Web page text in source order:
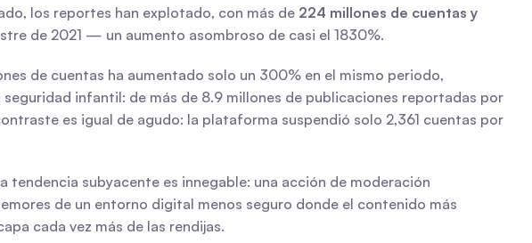
los reportes han explotado, con más de 224 millones de cuentas y
de 2021 — un aumento asombroso de casi el 1830%.
de cuentas ha aumentado solo un 300% en el mismo periodo,
infantil: de más de 8.9 millones de publicaciones reportadas por
es igual de agudo: la plataforma suspendió solo 2,361 cuentas por
subyacente es innegable: una acción de moderación
de un entorno digital menos seguro donde el contenido más
cada vez más de las rendijas.